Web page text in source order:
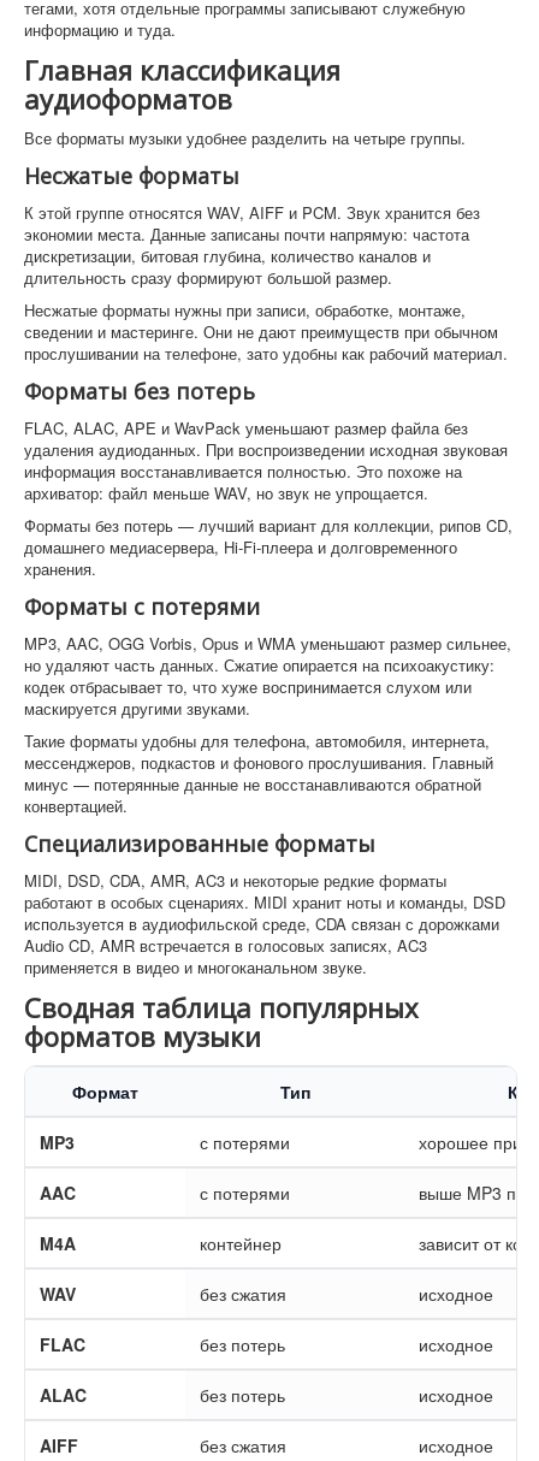
тегами, хотя отдельные программы записывают служебную
информацию и туда.
Главная классификация
аудиоформатов
Все форматы музыки удобнее разделить на четыре группы.
Несжатые форматы
К этой группе относятся WAV, AIFF и PCM. Звук хранится без
экономии места. Данные записаны почти напрямую: частота
дискретизации, битовая глубина, количество каналов и
длительность сразу формируют большой размер.
Несжатые форматы нужны при записи, обработке, монтаже,
сведении и мастеринге. Они не дают преимуществ при обычном
прослушивании на телефоне, зато удобны как рабочий материал.
Форматы без потерь
FLAC, ALAC, APE и WavPack уменьшают размер файла без
удаления аудиоданных. При воспроизведении исходная звуковая
информация восстанавливается полностью. Это похоже на
архиватор: файл меньше WAV, но звук не упрощается.
Форматы без потерь — лучший вариант для коллекции, рипов CD,
домашнего медиасервера, Hi-Fi-плеера и долговременного
хранения.
Форматы с потерями
MP3, AAC, OGG Vorbis, Opus и WMA уменьшают размер сильнее,
но удаляют часть данных. Сжатие опирается на психоакустику:
кодек отбрасывает то, что хуже воспринимается слухом или
маскируется другими звуками.
Такие форматы удобны для телефона, автомобиля, интернета,
мессенджеров, подкастов и фонового прослушивания. Главный
минус — потерянные данные не восстанавливаются обратной
конвертацией.
Специализированные форматы
MIDI, DSD, CDA, AMR, AC3 и некоторые редкие форматы
работают в особых сценариях. MIDI хранит ноты и команды, DSD
используется в аудиофильской среде, CDA связан с дорожками
Audio CD, AMR встречается в голосовых записях, AC3
применяется в видео и многоканальном звуке.
Сводная таблица популярных
форматов музыки
Формат Тип
MP3 с потерями хорошее при
AAC с потерями выше MP3 при
M4A контейнер зависит от
WAV без сжатия исходное
FLAC без потерь исходное
ALAC без потерь исходное
AIFF без сжатия исходное